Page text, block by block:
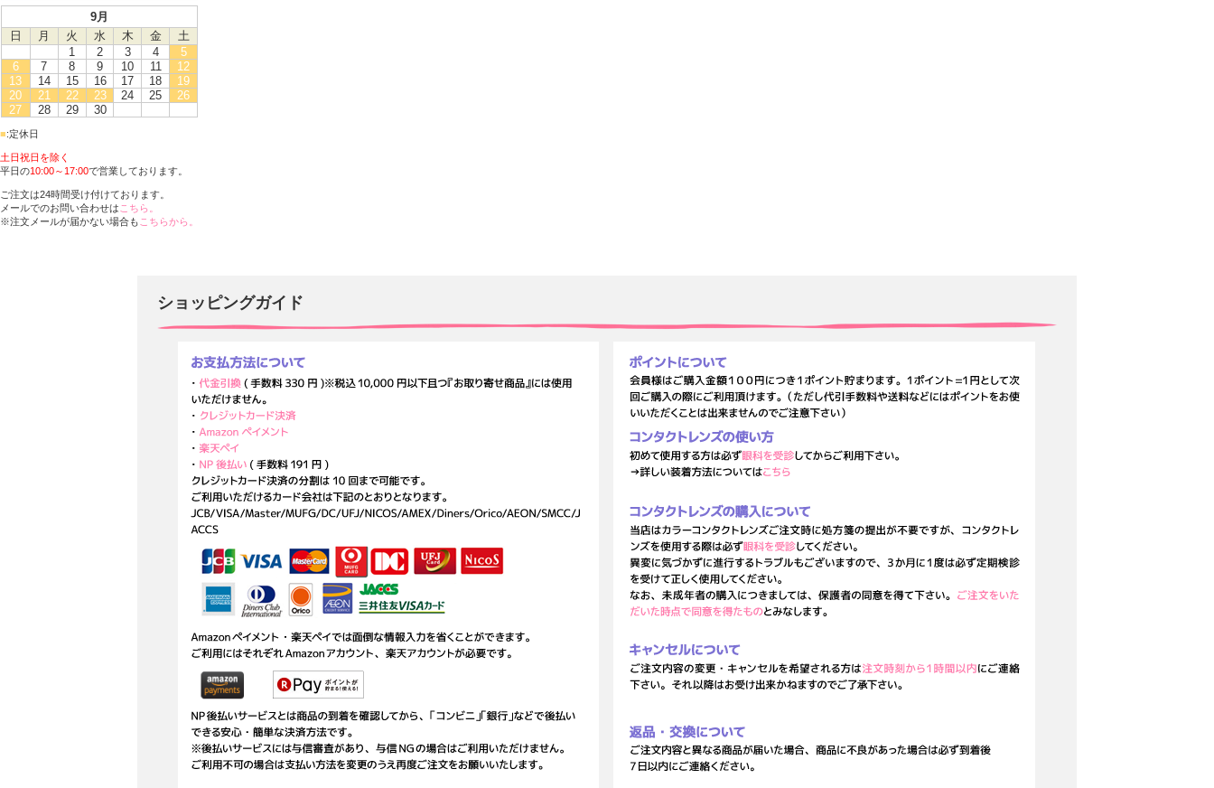
9月
日
月 火 水 木 金
土
1
2 3 4
5
6
7 8 9 10 11
12
13
14 15 16 17 18
19
20
21 22 23 24 25
26
27
28 29 30
■:定休日
土日祝日を除く
平日の10:00～17:00で営業しております。
ご注文は24時間受け付けております。
メールでのお問い合わせは こちら。
※注文メールが届かない場合も こちらから。
ショッピングガイド